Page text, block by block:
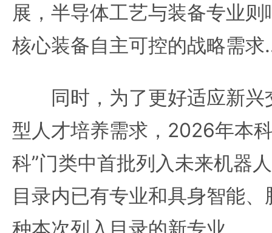
展，半导体工艺与装备专业
核心装备自主可控的战略需
同时，为了更好适应新兴
型人才培养需求，2026年本
科”门类中首批列入未来机器
目录内已有专业和具身智能